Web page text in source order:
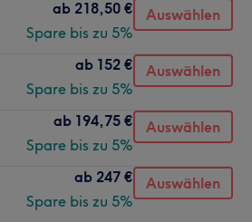
ab 218,50 €
Spare bis zu 5%
Auswählen
ab 152 €
Spare bis zu 5%
Auswählen
ab 194,75 €
Spare bis zu 5%
Auswählen
ab 247 €
Spare bis zu 5%
Auswählen